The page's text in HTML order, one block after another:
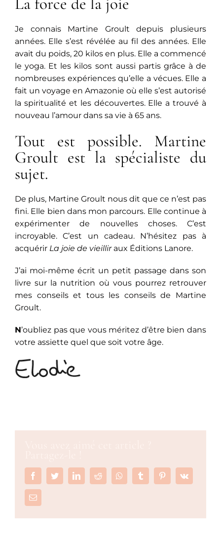
Je connais Martine Groult depuis plusieurs
années. Elle s’est révélée au fil des années. Elle
avait du poids, 20 kilos en plus. Elle a commencé
le yoga. Et les kilos sont aussi partis grâce à de
nombreuses expériences qu’elle a vécues. Elle a
fait un voyage en Amazonie où elle s’est autorisé
la spiritualité et les découvertes. Elle a trouvé à
nouveau l’amour dans sa vie à 65 ans.
Tout est possible. Martine
Groult est la spécialiste du
sujet.
De plus, Martine Groult nous dit que ce n’est pas
fini. Elle bien dans mon parcours. Elle continue à
expérimenter de nouvelles choses. C’est
incroyable. C’est un cadeau. N’hésitez pas à
acquérir La joie de vieilliraux Éditions Lanore.
J’ai moi-même écrit un petit passage dans son
livre sur la nutrition où vous pourrez retrouver
mes conseils et tous les conseils de Martine
Groult.
N’oubliez pas que vous méritez d’être bien dans
votre assiette quel que soit votre âge.
FacebookTwitterLinkedInReddit WhatsappTumblr PinterestVk
Email